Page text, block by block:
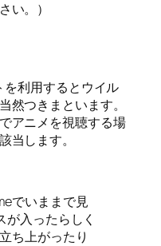
い。）
利用するとウイル
然つきまといます。
アニメを視聴する場
当します。
でいままで見
入ったらしく
ち上がったり